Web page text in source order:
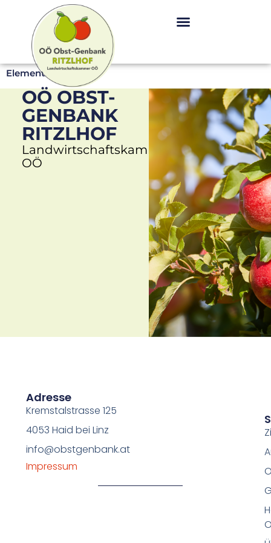
Elementor #7
OÖ OBST-
GENBANK
RITZLHOF
Landwirtschaftskammer
OÖ
Adresse
Kremstalstrasse 125
4053 Haid bei Linz
info@obstgenbank.at
Impressum